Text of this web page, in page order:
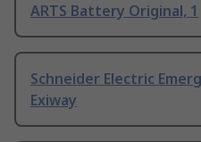
ARTS Battery Original, 1
Schneider Electric
Exiway